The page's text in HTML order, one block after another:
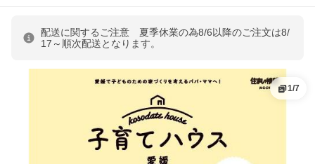
配送に関するご注意 夏季休業の為8/6以降のご注文は8/
17～順次配送となります。
1/7